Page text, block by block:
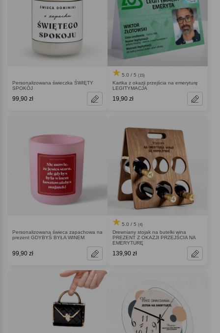
Personalizowana świeczka ŚWIĘTY
SPOKÓJ
99,90 zł
5.0 / 5 (15)
Kartka z okazji przejścia na emeryturę
LEGITYMACJA
19,90 zł
Personalizowana świeca zapachowa na
prezent GDYBYŚ BYŁA WINEM
99,90 zł
5.0 / 5 (4)
Drewniany stojak na butelki wina
PREZENT Z OKAZJI PRZEJŚCIA NA
EMERYTURĘ
139,90 zł